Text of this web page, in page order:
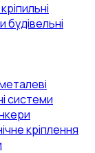
будівельні
системи
кріплення